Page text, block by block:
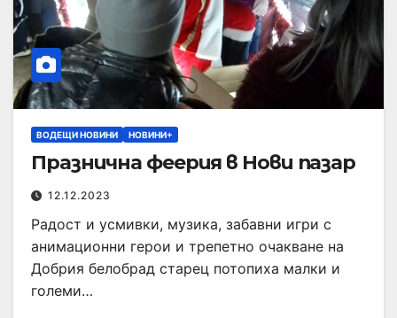
ВОДЕЩИ НОВИНИ НОВИНИ+
Празнична феерия в Нови пазар
12.12.2023
Радост и усмивки, музика, забавни игри с
анимационни герои и трепетно очакване на
Добрия белобрад старец потопиха малки и
големи…